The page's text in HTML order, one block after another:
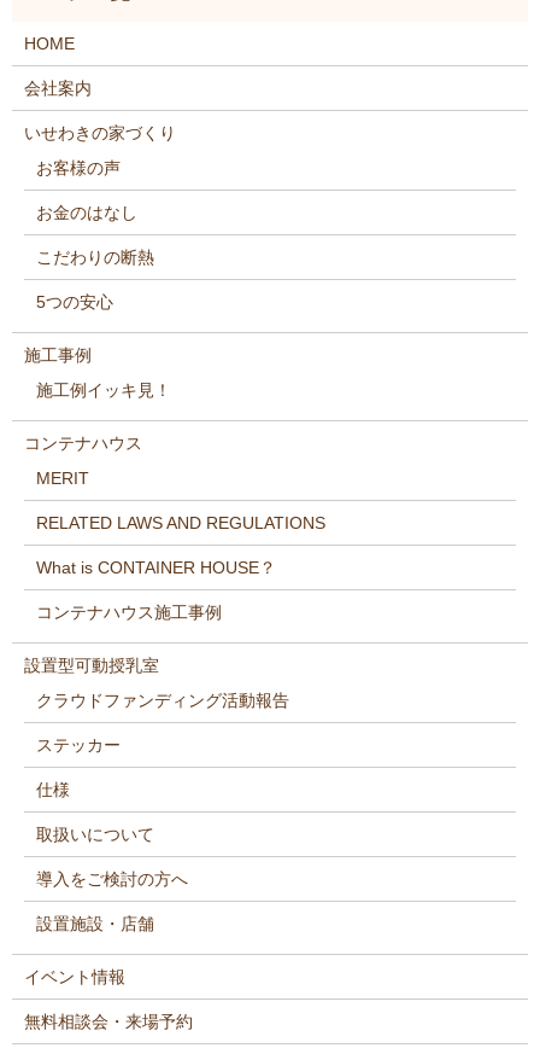
HOME
会社案内
いせわきの家づくり
お客様の声
お金のはなし
こだわりの断熱
5つの安心
施工事例
施工例イッキ見！
コンテナハウス
MERIT
RELATED LAWS AND REGULATIONS
What is CONTAINER HOUSE？
コンテナハウス施工事例
設置型可動授乳室
クラウドファンディング活動報告
ステッカー
仕様
取扱いについて
導入をご検討の方へ
設置施設・店舗
イベント情報
無料相談会・来場予約